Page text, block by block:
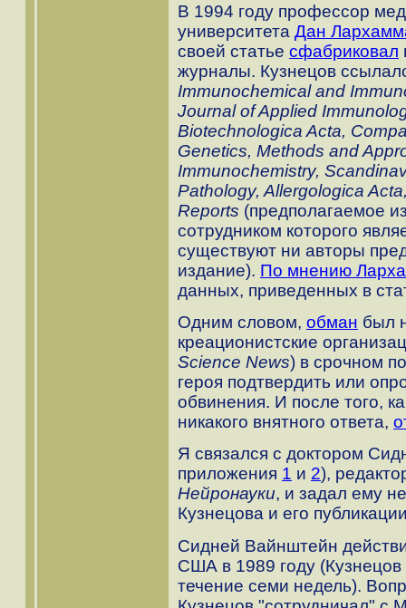
В 1994 году профессор
университета Дан
своей статье сфабриковал
журналы. Кузнецов
Immunochemical and
Journal of Applied
Biotechnologica Acta,
Genetics, Methods and
Immunochemistry,
Pathology, Allergologica
Reports (предполагаемое
сотрудником которого
существуют ни авторы
издание). По мнению
данных, приведенных в
Одним словом, обман был
креационистские
Science News) в срочном
героя подтвердить или
обвинения. И после того,
никакого внятного ответа,
Я связался с доктором
приложения 1 и 2),
Нейронауки, и задал ему
Кузнецова и его
Сидней Вайнштейн
США в 1989 году
течение семи недель).